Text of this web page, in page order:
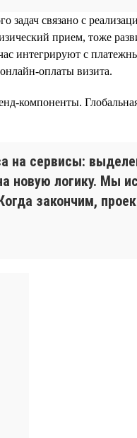
связано с
прием, тоже
интегрируют с
оплаты визита.
компоненты.
на сервисы:
новую логику. Мы
закончим,